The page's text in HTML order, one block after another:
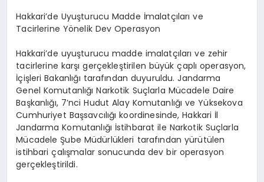
Hakkari’de Uyuşturucu Madde İmalatçıları ve
Tacirlerine Yönelik Dev Operasyon
Hakkari’de uyuşturucu madde imalatçıları ve zehir
tacirlerine karşı gerçekleştirilen büyük çaplı operasyon,
İçişleri Bakanlığı tarafından duyuruldu. Jandarma
Genel Komutanlığı Narkotik Suçlarla Mücadele Daire
Başkanlığı, 7’nci Hudut Alay Komutanlığı ve Yüksekova
Cumhuriyet Başsavcılığı koordinesinde, Hakkari İl
Jandarma Komutanlığı İstihbarat ile Narkotik Suçlarla
Mücadele Şube Müdürlükleri tarafından yürütülen
istihbari çalışmalar sonucunda dev bir operasyon
gerçekleştirildi.